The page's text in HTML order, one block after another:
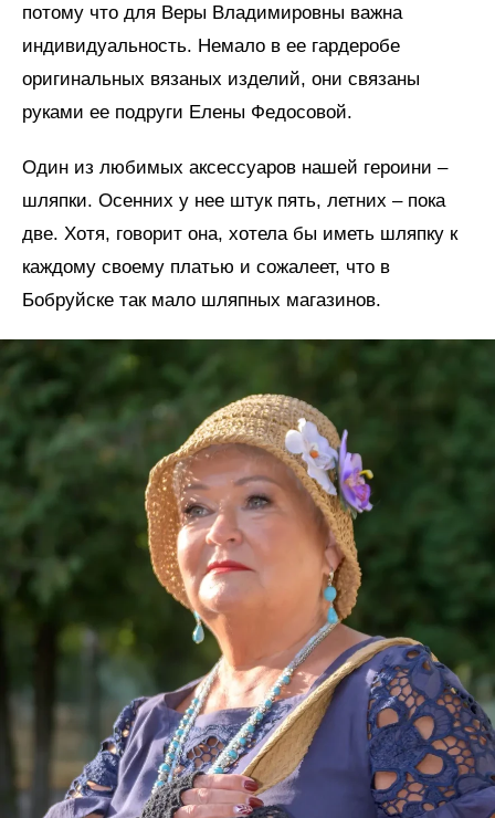
потому что для Веры Владимировны важна
индивидуальность. Немало в ее гардеробе
оригинальных вязаных изделий, они связаны
руками ее подруги Елены Федосовой.
Один из любимых аксессуаров нашей героини –
шляпки. Осенних у нее штук пять, летних – пока
две. Хотя, говорит она, хотела бы иметь шляпку к
каждому своему платью и сожалеет, что в
Бобруйске так мало шляпных магазинов.